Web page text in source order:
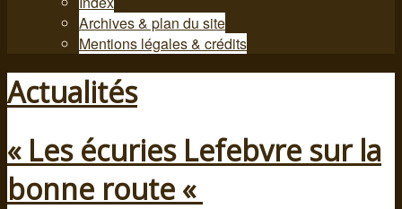
Archives & plan du site
Mentions légales & crédits
Actualités
« Les écuries Lefebvre sur la
bonne route «